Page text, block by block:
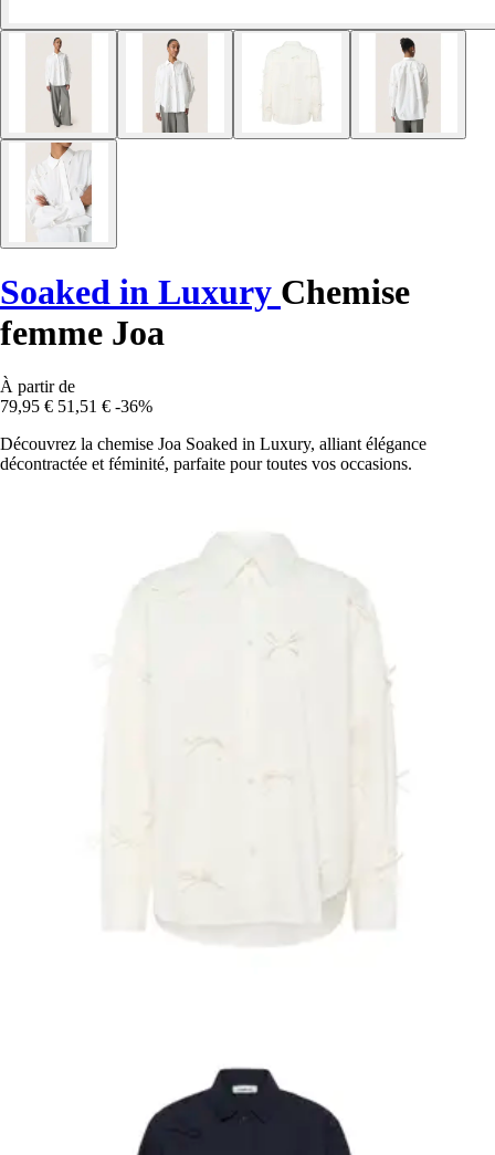
Soaked in Luxury Chemise
femme Joa
À partir de
79,95 € 51,51 € -36%
Découvrez la chemise Joa Soaked in Luxury, alliant élégance
décontractée et féminité, parfaite pour toutes vos occasions.